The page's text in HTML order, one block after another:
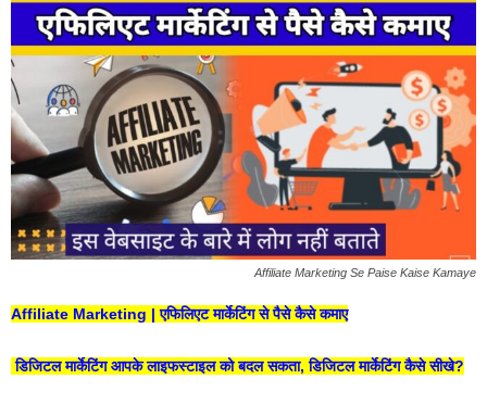
Affiliate Marketing Se Paise Kaise Kamaye
Affiliate Marketing | एफिलिएट मार्केटिंग से पैसे कैसे कमाए
डिजिटल मार्केटिंग आपके लाइफस्टाइल को बदल सकता, डिजिटल मार्केटिंग कैसे सीखे?